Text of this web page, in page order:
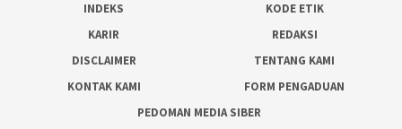
INDEKS
KODE ETIK
KARIR
REDAKSI
DISCLAIMER
TENTANG KAMI
KONTAK KAMI
FORM PENGADUAN
PEDOMAN MEDIA SIBER